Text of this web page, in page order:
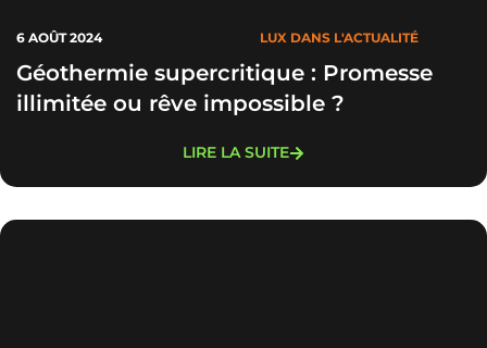
6 AOÛT 2024 LUX DANS L'ACTUALITÉ
Géothermie supercritique : Promesse
illimitée ou rêve impossible ?
LIRE LA SUITE